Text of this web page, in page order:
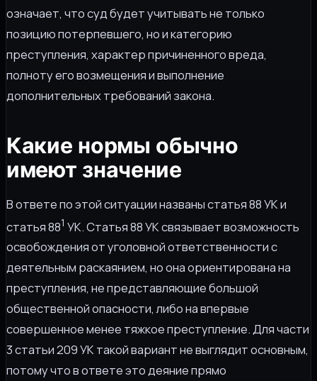
означает, что суд будет учитывать не только
позицию потерпевшего, но и категорию
преступления, характер причиненного вреда,
полноту его возмещения и выполнение
дополнительных требований закона.
Какие нормы обычно
имеют значение
В ответе по этой ситуации названы статья 88 УК и
статья 881 УК. Статья 88 УК связывает возможность
освобождения от уголовной ответственности с
деятельным раскаянием, но она ориентирована на
преступления, не представляющие большой
общественной опасности, либо на впервые
совершенное менее тяжкое преступление. Для части
3 статьи 209 УК такой вариант не выглядит основным,
потому что в ответе это деяние прямо